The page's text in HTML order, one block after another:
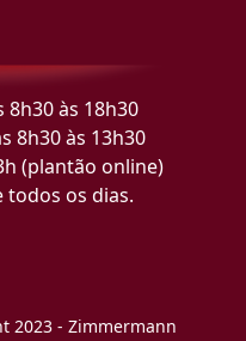
8h30 às 18h30
8h30 às 13h30
(plantão online)
os dias.
2023 - Zimmermann